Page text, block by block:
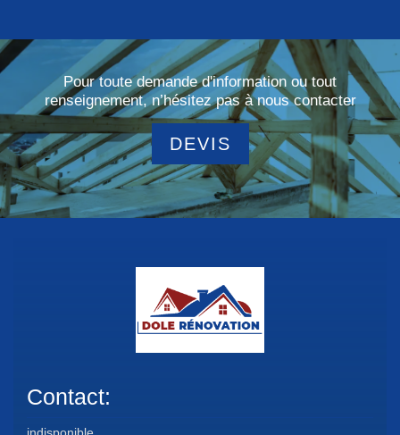
Pour toute demande d'information ou tout
renseignement, n’hésitez pas à nous contacter
DEVIS
Contact: